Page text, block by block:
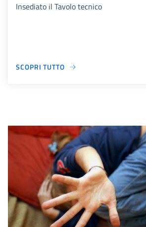
Insediato il Tavolo tecnico
SCOPRI TUTTO